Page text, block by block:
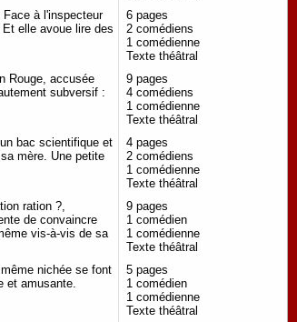
à l'inspecteur
elle avoue lire des
6 pages
2 comédiens
1 comédienne
Texte théâtral
Rouge, accusée
subversif :
9 pages
4 comédiens
1 comédienne
Texte théâtral
bac scientifique et
mère. Une petite
4 pages
2 comédiens
1 comédienne
Texte théâtral
ration ?,
de convaincre
vis-à-vis de sa
9 pages
1 comédien
1 comédienne
Texte théâtral
nichée se font
et amusante.
5 pages
1 comédien
1 comédienne
Texte théâtral